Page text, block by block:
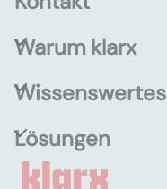
Warum klarx
Wissenswertes
Lösungen